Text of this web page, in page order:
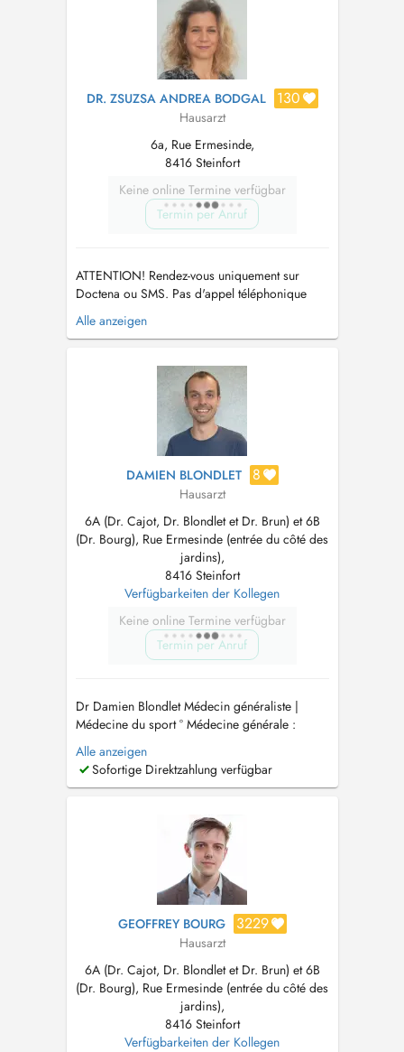
DR. ZSUZSA ANDREA BODGAL 130
Hausarzt
6a, Rue Ermesinde,
8416 Steinfort
Keine online Termine verfügbar
Termin per Anruf
ATTENTION! Rendez-vous uniquement sur
Doctena ou SMS. Pas d'appel téléphonique
s.v.p. PARKING: Vous pouvez vous garer sur le
parking autour des bâtiments gratuitement et
pied sur la zone piétonne entre les nouveaux
bâtiments durant 50 m. La p...
Alle anzeigen
DAMIEN BLONDLET 8
Hausarzt
6A (Dr. Cajot, Dr. Blondlet et Dr. Brun) et 6B
(Dr. Bourg), Rue Ermesinde (entrée du côté des
jardins),
8416 Steinfort
Verfügbarkeiten der Kollegen
Keine online Termine verfügbar
Termin per Anruf
Dr Damien Blondlet Médecin généraliste |
Médecine du sport ° Médecine générale :
Consultations de suivi, médecine préventive et
prise en charge des pathologies aiguës ou
chroniques. ° Traumatologie du sport °
Infiltrations articulaires (acide hyal...
Alle anzeigen
Sofortige Direktzahlung verfügbar
GEOFFREY BOURG 3229
Hausarzt
6A (Dr. Cajot, Dr. Blondlet et Dr. Brun) et 6B
(Dr. Bourg), Rue Ermesinde (entrée du côté des
jardins),
8416 Steinfort
Verfügbarkeiten der Kollegen